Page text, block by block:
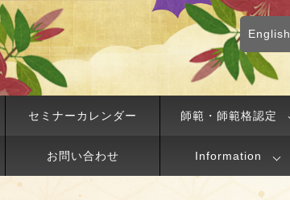
English
セミナーカレンダー 師範・師範格認定
お問い合わせ Information